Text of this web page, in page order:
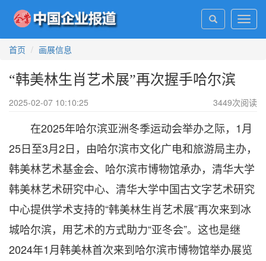
首页
画展信息
“韩美林生肖艺术展”再次握手哈尔滨
2025-02-07 10:10:25 3449次阅读
在2025年哈尔滨亚洲冬季运动会举办之际，1月
25日至3月2日，由哈尔滨市文化广电和旅游局主办，
韩美林艺术基金会、哈尔滨市博物馆承办，清华大学
韩美林艺术研究中心、清华大学中国古文字艺术研究
中心提供学术支持的“韩美林生肖艺术展”再次来到冰
城哈尔滨，用艺术的方式助力“亚冬会”。这也是继
2024年1月韩美林首次来到哈尔滨市博物馆举办展览